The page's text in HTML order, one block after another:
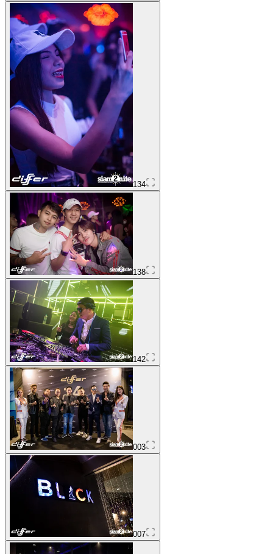
134
138
142
003
007